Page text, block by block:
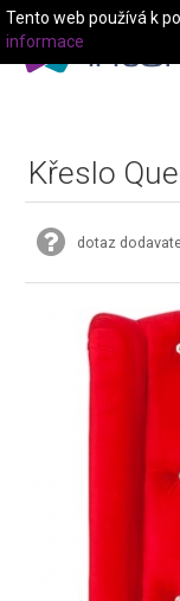
Křeslo
dotaz
Tento web používá k
informace